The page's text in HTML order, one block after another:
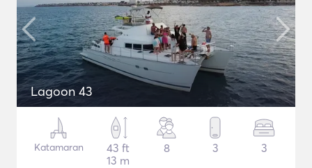
Lagoon 43
Katamaran
43 ft
13 m
8 3 3